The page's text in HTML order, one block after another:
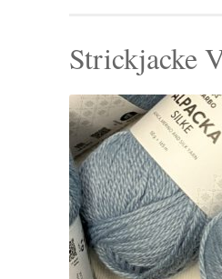
Strickjacke